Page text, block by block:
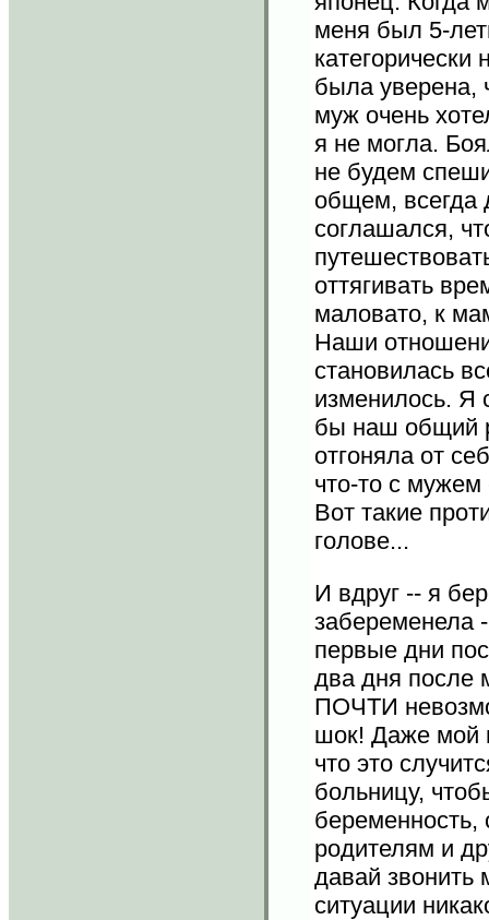
меня был 5-
была уверена,
муж очень
я не могла.
не будем
общем, всегда
соглашался,
оттягивать
маловато, к
Наши
становилась
изменилось. Я
бы наш общий
отгоняла от
что-то с мужем
Вот такие
голове...
И вдруг -- я
забеременела
первые дни
два дня после
ПОЧТИ
шок! Даже мой
что это
больницу,
беременность,
родителям и
давай звонить
ситуации